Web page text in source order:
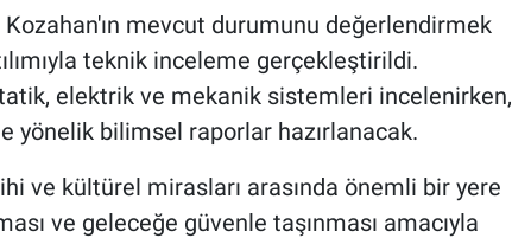
Kozahan'ın mevcut durumunu değerlendirmek
teknik inceleme gerçekleştirildi.
elektrik ve mekanik sistemleri incelenirken,
yönelik bilimsel raporlar hazırlanacak.
ve kültürel mirasları arasında önemli bir yere
ve geleceğe güvenle taşınması amacıyla